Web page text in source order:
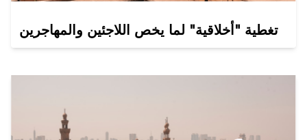
تغطية "أخلاقية" لما يخص اللاجئين والمهاجرين